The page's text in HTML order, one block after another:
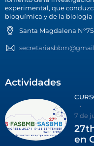
experimental, que
bioquímica y de la biología
Santa Magdalena
Actividades
7 de
en